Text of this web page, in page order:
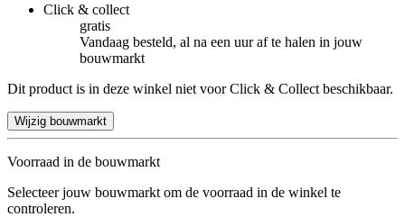
Click & collect
gratis
Vandaag besteld, al na een uur af te halen in jouw
bouwmarkt
Dit product is in deze winkel niet voor Click & Collect beschikbaar.
Wijzig bouwmarkt
Voorraad in de bouwmarkt
Selecteer jouw bouwmarkt om de voorraad in de winkel te
controleren.